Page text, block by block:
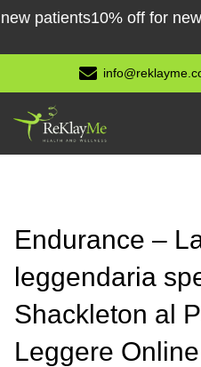
Skip
content
10% off for new
Endurance –
leggendaria
Shackleton al
Leggere Online